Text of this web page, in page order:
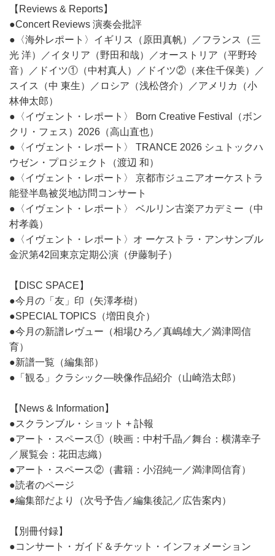
【Reviews & Reports】
●Concert Reviews 演奏会批評
●〈海外レポート〉イギリス（原田真帆）／フランス（三
光 洋）／イタリア（野田和哉）／オーストリア（平野玲
音）／ドイツ①（中村真人）／ドイツ②（来住千保美）／
スイス（中 東生）／ロシア（浅松啓介）／アメリカ（小
林伸太郎）
●〈イヴェント・レポート〉 Born Creative Festival（ボン
クリ・フェス）2026（高山直也）
●〈イヴェント・レポート〉 TRANCE 2026 シュトックハ
ウゼン・プロジェクト（渡辺 和）
●〈イヴェント・レポート〉 京都市ジュニアオーケストラ
能登半島被災地訪問コンサート
●〈イヴェント・レポート〉 ベルリン古楽アカデミー（中
村孝義）
●〈イヴェント・レポート〉オ ーケストラ・アンサンブル
金沢第42回東京定期公演（伊藤制子）
【DISC SPACE】
●今月の「友」印（矢澤孝樹）
●SPECIAL TOPICS（増田良介）
●今月の新譜レヴュー（相場ひろ／真嶋雄大／満津岡信
育）
●新譜一覧（編集部）
●「観る」クラシック―映像作品紹介（山崎浩太郎）
【News & Information】
●スクランブル・ショット + 訃報
●アート・スペース①（映画：中村千晶／舞台：横溝幸子
／展覧会：花田志織）
●アート・スペース②（書籍：小沼純一／満津岡信育）
●読者のページ
●編集部だより（次号予告／編集後記／広告案内）
【別冊付録】
●コンサート・ガイド＆チケット・インフォメーション